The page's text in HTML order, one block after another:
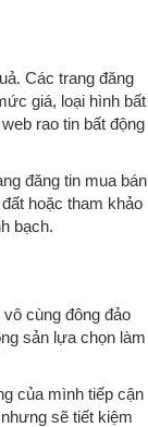
Các trang đăng
giá, loại hình bất
rao tin bất động
đăng tin mua bán
hoặc tham khảo
bạch.
cùng đông đảo
sản lựa chọn làm
của mình tiếp cận
sẽ tiết kiệm